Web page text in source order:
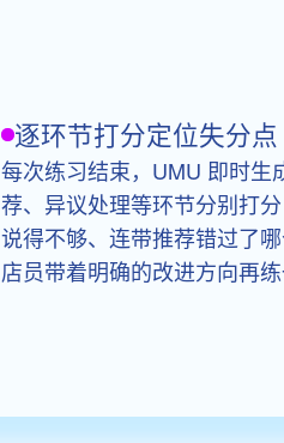
逐环节打分定位失分点
每次练习结束，UMU 即时
荐、异议处理等环节分别打
说得不够、连带推荐错过了
店员带着明确的改进方向再